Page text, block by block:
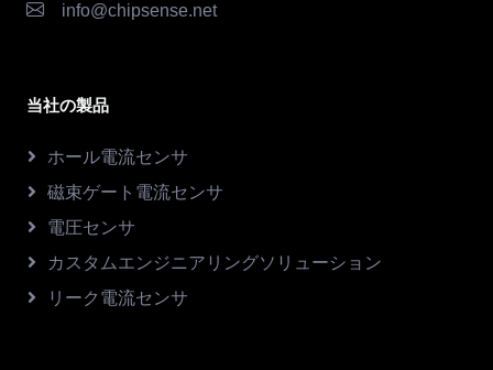
info@chipsense.net
当社の製品
ホール電流センサ
磁束ゲート電流センサ
電圧センサ
カスタムエンジニアリングソリューション
リーク電流センサ